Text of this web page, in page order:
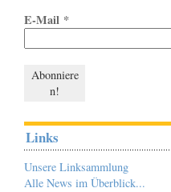
E-Mail *
Links
Unsere Linksammlung
Alle News im Überblick...